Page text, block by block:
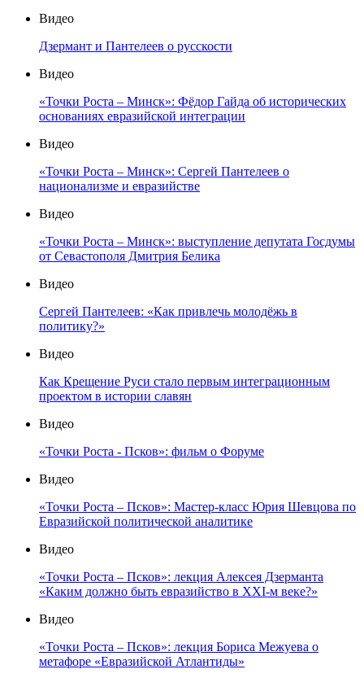
Видео
Дзермант и Пантелеев о русскости
Видео
«Точки Роста – Минск»: Фёдор Гайда об исторических
основаниях евразийской интеграции
Видео
«Точки Роста – Минск»: Сергей Пантелеев о
национализме и евразийстве
Видео
«Точки Роста – Минск»: выступление депутата Госдумы
от Севастополя Дмитрия Белика
Видео
Сергей Пантелеев: «Как привлечь молодёжь в
политику?»
Видео
Как Крещение Руси стало первым интеграционным
проектом в истории славян
Видео
«Точки Роста - Псков»: фильм о Форуме
Видео
«Точки Роста – Псков»: Мастер-класс Юрия Шевцова по
Евразийской политической аналитике
Видео
«Точки Роста – Псков»: лекция Алексея Дзерманта
«Каким должно быть евразийство в XXI-м веке?»
Видео
«Точки Роста – Псков»: лекция Бориса Межуева о
метафоре «Евразийской Атлантиды»